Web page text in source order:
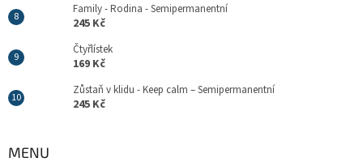
Family - Rodina - Semipermanentní
245 Kč
Čtyřlístek
169 Kč
Zůstaň v klidu - Keep calm – Semipermanentní
245 Kč
MENU